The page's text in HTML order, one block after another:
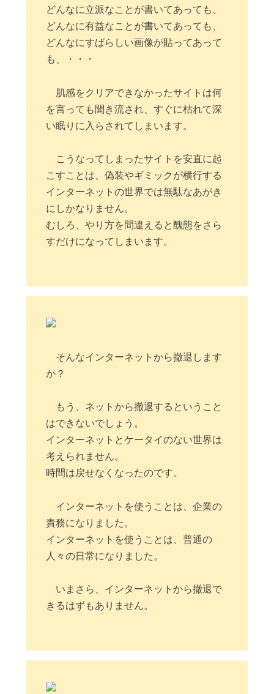
どんなに立派なことが書いてあっても、
どんなに有益なことが書いてあっても、
どんなにすばらしい画像が貼ってあって
も、・・・
肌感をクリアできなかったサイトは何
を言っても聞き流され、すぐに枯れて深
い眠りに入らされてしまいます。
こうなってしまったサイトを安直に起
こすことは、偽装やギミックが横行する
インターネットの世界では無駄なあがき
にしかなりません。
むしろ、やり方を間違えると醜態をさら
すだけになってしまいます。
そんなインターネットから撤退します
か？
もう、ネットから撤退するということ
はできないでしょう。
インターネットとケータイのない世界は
考えられません。
時間は戻せなくなったのです。
インターネットを使うことは、企業の
責務になりました。
インターネットを使うことは、普通の
人々の日常になりました。
いまさら、インターネットから撤退で
きるはずもありません。